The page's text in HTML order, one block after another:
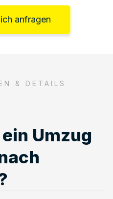
anfragen
& DETAILS
Umzug